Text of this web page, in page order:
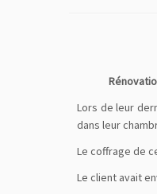
Lors de leur
dans leur
Le coffrage de
Le client avait